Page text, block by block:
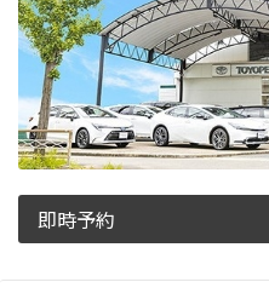
即時予約